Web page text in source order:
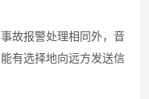
故报警处理相同外，音
有选择地向远方发送信